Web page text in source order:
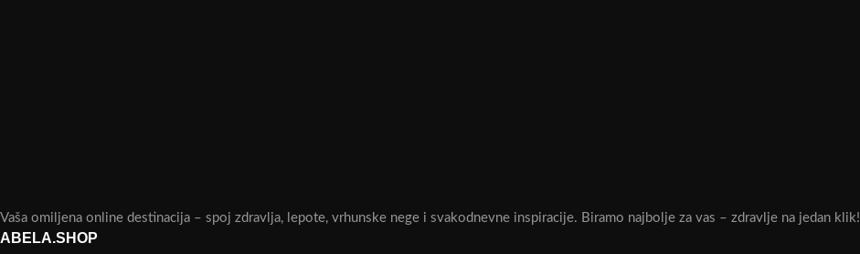
Besplatna dostava
Vaša omiljena online destinacija – spoj zdravlja, lepote, vrhunske nege i svakodnevne inspiracije. Biramo najbolje za vas – zdravlje na jedan klik!
ABELA.SHOP